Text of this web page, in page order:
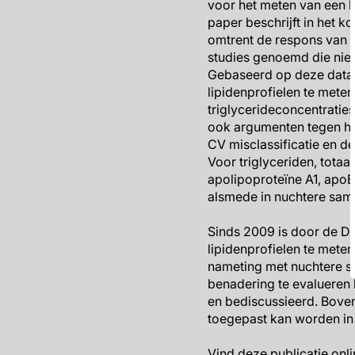
voor het meten van een
paper beschrijft in het
omtrent de respons van
studies genoemd die
Gebaseerd op deze
lipidenprofielen te
ook argumenten tegen
CV misclassificatie en
Voor triglyceriden,
apolipoproteïne A1,
alsmede in nuchtere
Sinds 2009 is door de
lipidenprofielen te
nameting met nuchtere
benadering te
en bediscussieerd.
toegepast kan worden